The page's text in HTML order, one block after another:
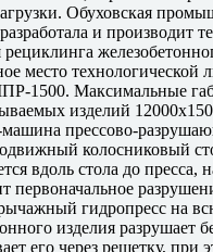
Обуховская
и производит
место технологической
1500. Максимальные
изделий
машина прессово-
колосниковый
вдоль стола до пресса,
первоначальное
гидропресс на
изделия разрушает
его через решетку, при